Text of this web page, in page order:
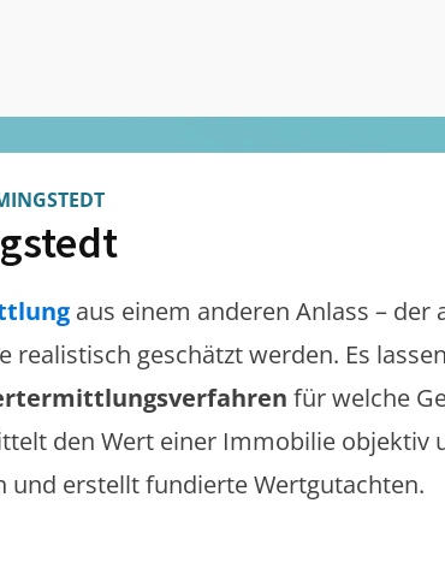
aus einem anderen Anlass – der
realistisch geschätzt werden. Es
für welche
den Wert einer Immobilie objektiv
und erstellt fundierte Wertgutachten.